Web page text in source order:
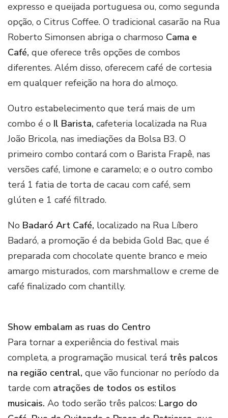
expresso e queijada portuguesa ou, como segunda
opção, o Citrus Coffee. O tradicional casarão na Rua
Roberto Simonsen abriga o charmoso Cama e
Café, que oferece três opções de combos
diferentes. Além disso, oferecem café de cortesia
em qualquer refeição na hora do almoço.
Outro estabelecimento que terá mais de um
combo é o Il Barista, cafeteria localizada na Rua
João Bricola, nas imediações da Bolsa B3. O
primeiro combo contará com o Barista Frapê, nas
versões café, limone e caramelo; e o outro combo
terá 1 fatia de torta de cacau com café, sem
glúten e 1 café filtrado.
No Badaró Art Café, localizado na Rua Líbero
Badaró, a promoção é da bebida Gold Bac, que é
preparada com chocolate quente branco e meio
amargo misturados, com marshmallow e creme de
café finalizado com chantilly.
Show embalam as ruas do Centro
Para tornar a experiência do festival mais
completa, a programação musical terá três palcos
na região central, que vão funcionar no período da
tarde com atrações de todos os estilos
musicais. Ao todo serão três palcos: Largo do